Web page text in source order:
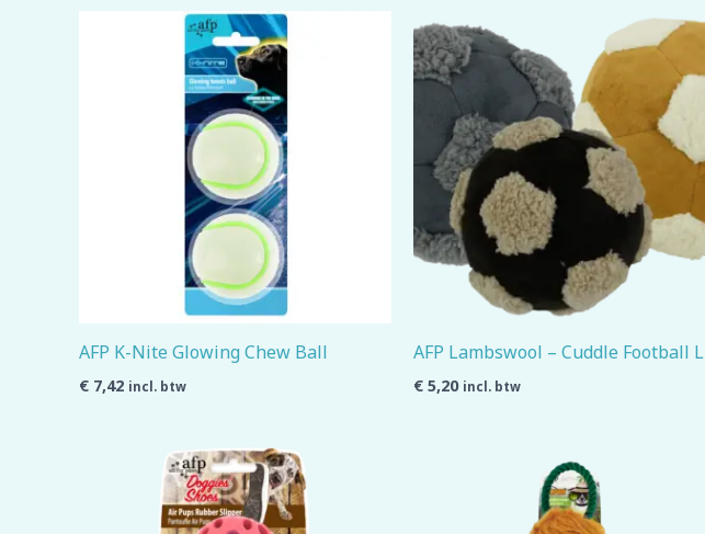
AFP K-Nite Glowing Chew Ball
€ 7,42 incl. btw
AFP Lambswool – Cuddle Football L
€ 5,20 incl. btw